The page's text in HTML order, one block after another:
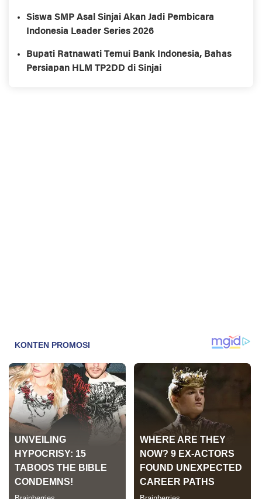
Siswa SMP Asal Sinjai Akan Jadi Pembicara
Indonesia Leader Series 2026
Bupati Ratnawati Temui Bank Indonesia, Bahas
Persiapan HLM TP2DD di Sinjai